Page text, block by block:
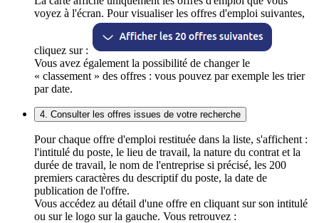
voyez à l'écran. Pour visualiser les offres d'emploi suivantes,
cliquez sur :
Vous avez également la possibilité de changer le
« classement » des offres : vous pouvez par exemple les trier
par date.
4. Consulter les offres issues de votre recherche
Pour chaque offre d'emploi restituée dans la liste, s'affichent :
l'intitulé du poste, le lieu de travail, la nature du contrat et la
durée de travail, le nom de l'entreprise si précisé, les 200
premiers caractères du descriptif du poste, la date de
publication de l'offre.
Vous accédez au détail d'une offre en cliquant sur son intitulé
ou sur le logo sur la gauche. Vous retrouvez :